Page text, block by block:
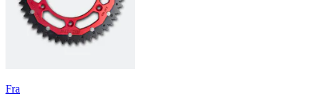
Fra